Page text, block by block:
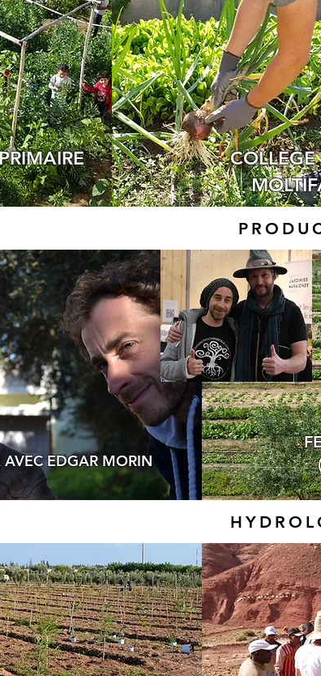
COLLÈGE
AVEC EDGAR MORIN